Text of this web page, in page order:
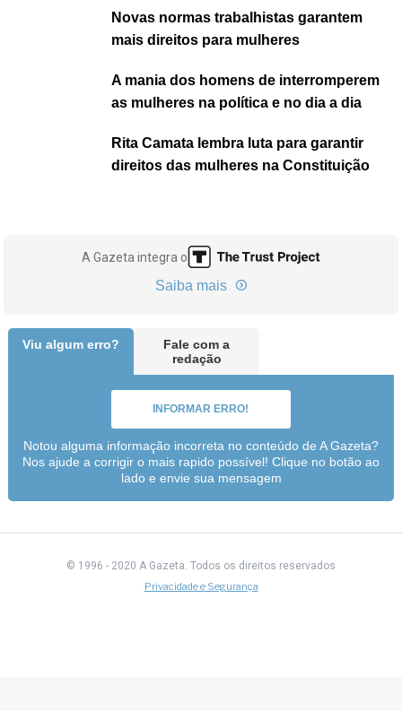
Novas normas trabalhistas garantem
mais direitos para mulheres
A mania dos homens de interromperem
as mulheres na política e no dia a dia
Rita Camata lembra luta para garantir
direitos das mulheres na Constituição
A Gazeta integra o
Saiba mais
Viu algum erro?
Fale com a
redação
INFORMAR ERRO!
Notou alguma informação incorreta no conteúdo de A Gazeta?
Nos ajude a corrigir o mais rapido possível! Clique no botão ao
lado e envie sua mensagem
© 1996 - 2020 A Gazeta. Todos os direitos reservados
Privacidade e Segurança